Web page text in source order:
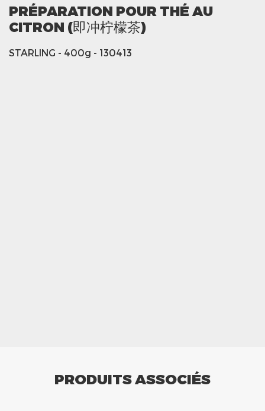
PRÉPARATION POUR THÉ AU
CITRON (即冲柠檬茶)
STARLING - 400g - 130413
PRODUITS ASSOCIÉS